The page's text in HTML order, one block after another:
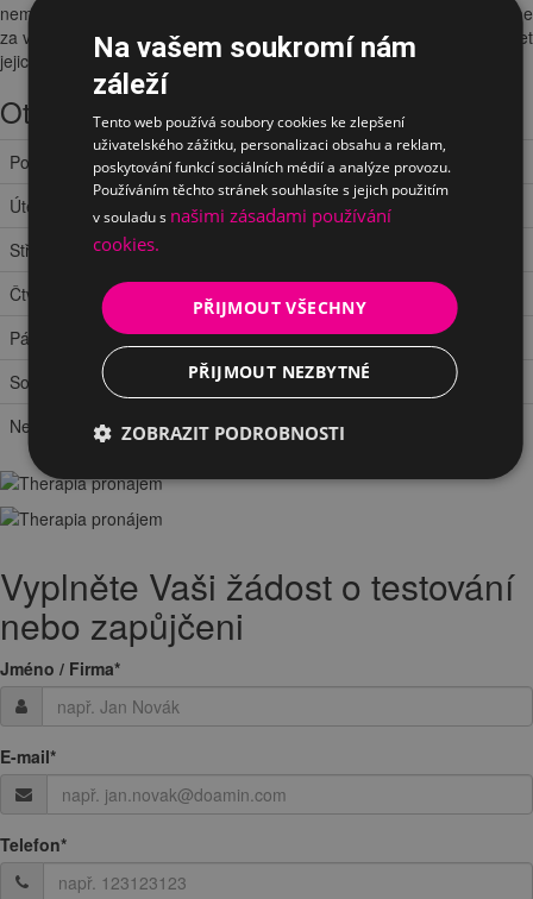
nemáte cestu kolem? Za
přijedeme
za vámi a vybrané modely vám odprezentujeme a můžete si vyzkoušet
jejich vlastnosti přímo u vás na pracovišti.
Otevírací doba
Pondělí
9:30 – 13:00 a 14:00 – 18:00
Úterý
9:30 – 13:00 a 14:00 – 18:00
Středa
9:30 – 13:00 a 14:00 – 18:00
Čtvrtek
9:30 – 13:00 a 14:00 – 18:00
Pátek
8:00 – 13:00 a 14:00 – 16:30
Sobota
zavřeno
Neděle
zavřeno
Vyplněte Vaši žádost o testování
nebo zapůjčeni
Jméno / Firma*
E-mail*
Telefon*
Na vašem soukromí nám
záleží
Tento web používá soubory cookies ke zlepšení
uživatelského zážitku, personalizaci obsahu a reklam,
poskytování funkcí sociálních médií a analýze provozu.
Používáním těchto stránek souhlasíte s jejich použitím
v souladu s našimi zásadami používání
cookies.
PŘIJMOUT VŠECHNY
PŘIJMOUT NEZBYTNÉ
ZOBRAZIT PODROBNOSTI